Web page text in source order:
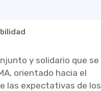
y solidario que se
orientado hacia el
las expectativas de los